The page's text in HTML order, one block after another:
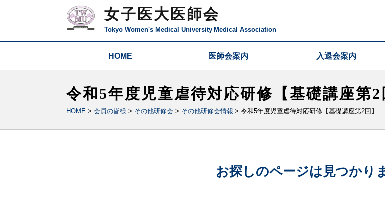
女子医大医師会
Tokyo Women's Medical UniversityMedical Association
HOME 医師会案内 入退会案内
令和5年度児童虐待対応研修【基礎講座第2
HOME> 会員の皆様 > その他研修会 > その他研修会情報 >令和5年度児童虐待対応研修【基礎講座第2回】
お探しのページは見つかり